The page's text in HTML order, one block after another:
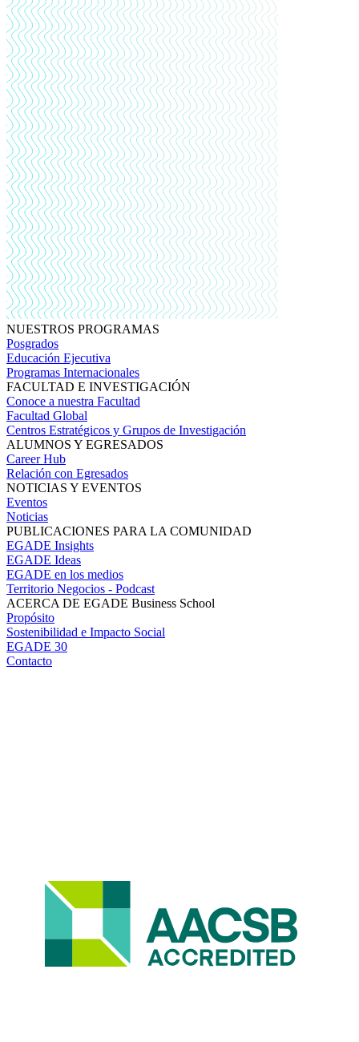
NUESTROS PROGRAMAS
Posgrados
Educación Ejecutiva
Programas Internacionales
FACULTAD E INVESTIGACIÓN
Conoce a nuestra Facultad
Facultad Global
Centros Estratégicos y Grupos de Investigación
ALUMNOS Y EGRESADOS
Career Hub
Relación con Egresados
NOTICIAS Y EVENTOS
Eventos
Noticias
PUBLICACIONES PARA LA COMUNIDAD
EGADE Insights
EGADE Ideas
EGADE en los medios
Territorio Negocios - Podcast
ACERCA DE EGADE Business School
Propósito
Sostenibilidad e Impacto Social
EGADE 30
Contacto